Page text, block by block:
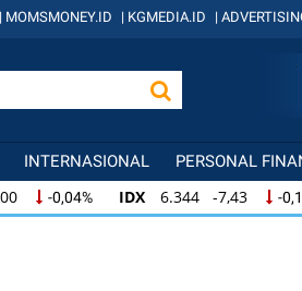
| MOMSMONEY.ID | KGMEDIA.ID |
INTERNASIONAL PERSONAL
-0,04% IDX 6.344 -7,43 -
-0,04% IDX 6.344 -7,43 -